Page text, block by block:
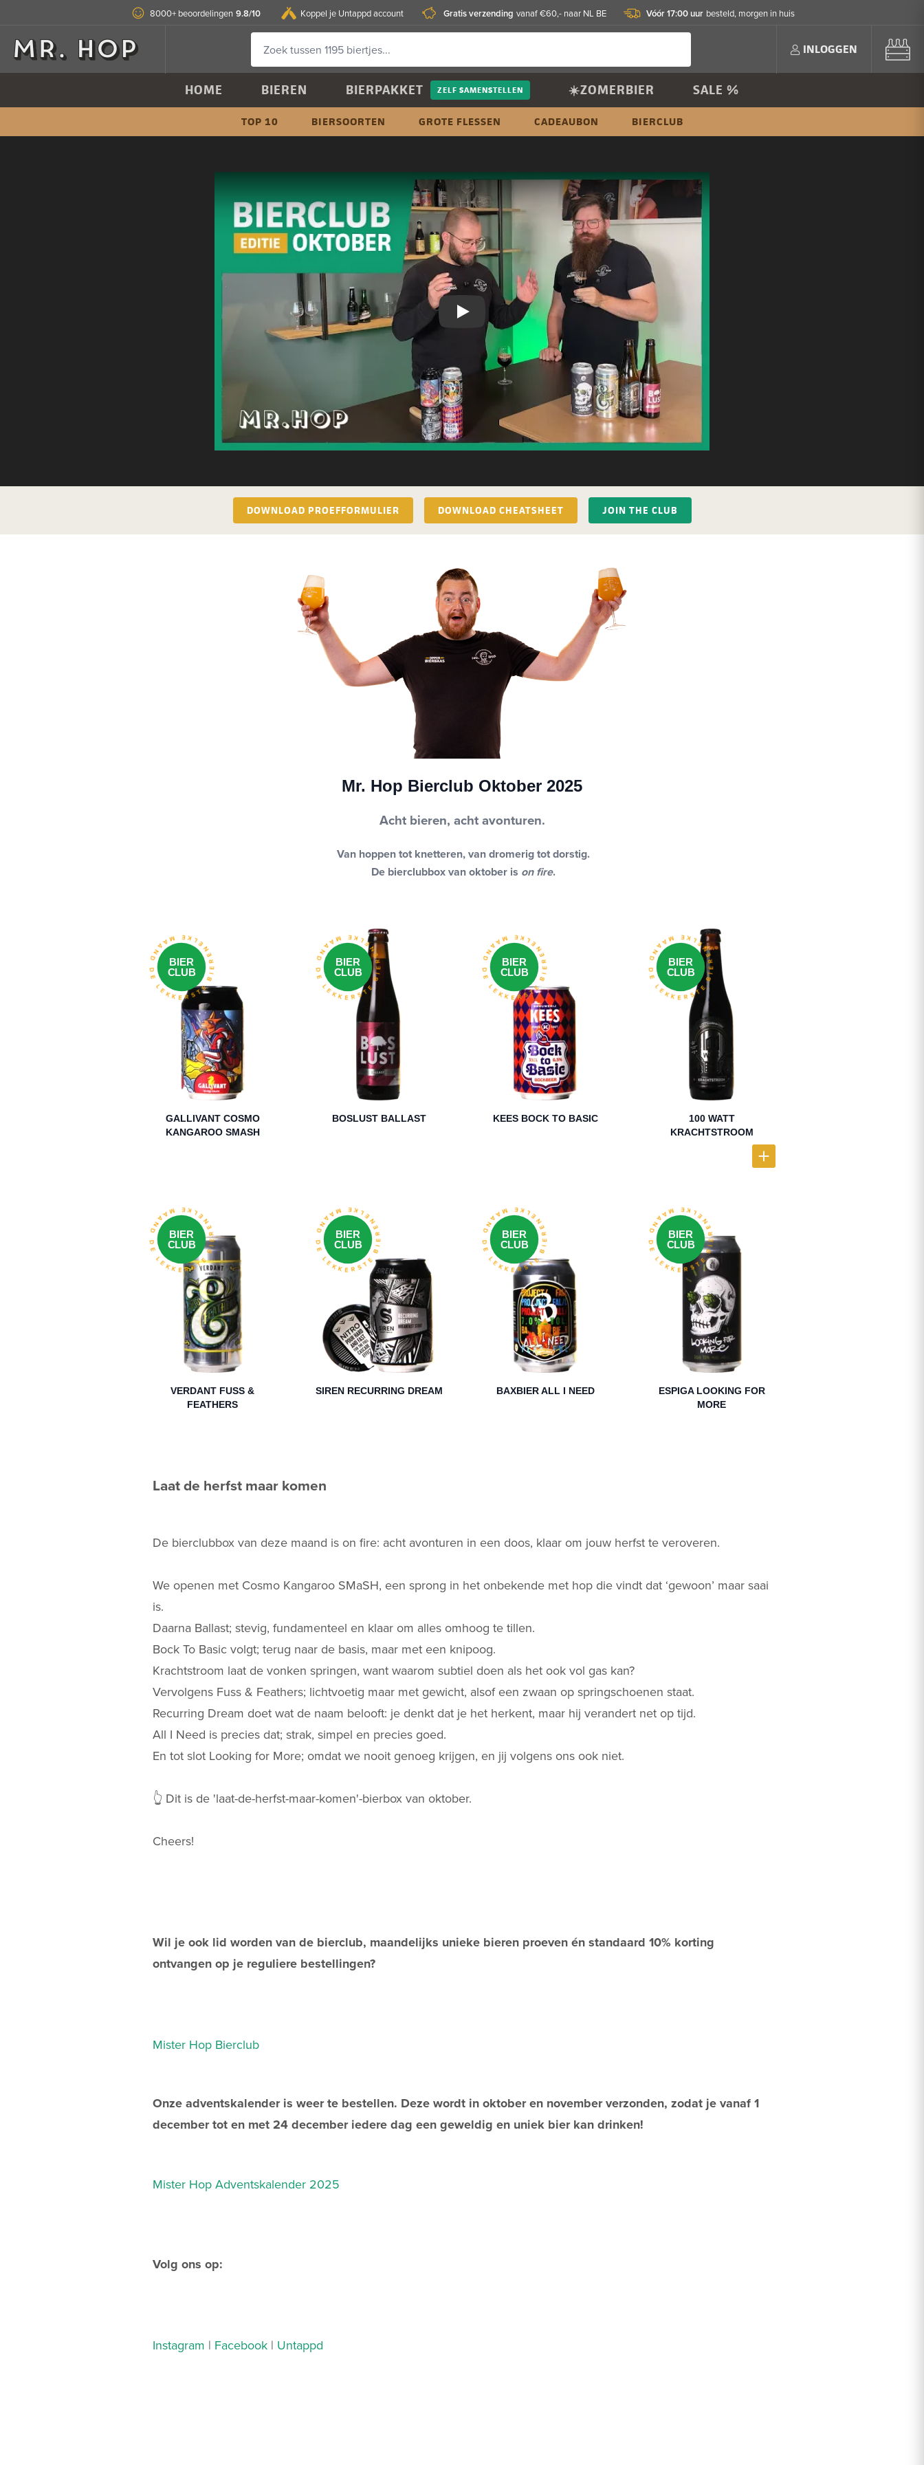
8000+ beoordelingen 9.8/10 Koppel je Untappd account Gratis verzending vanaf €60,- naar NL BE Vóór 17:00 uur besteld, morgen in huis
INLOGGEN
HOME BIEREN BIERPAKKET ZELF SAMENSTELLEN ☀️ZOMERBIER SALE %
TOP 10 BIERSOORTEN GROTE FLESSEN CADEAUBON BIERCLUB
Video afspelen
DOWNLOAD PROEFFORMULIER DOWNLOAD CHEATSHEET JOIN THE CLUB
Mr. Hop Bierclub Oktober 2025
Acht bieren, acht avonturen.
Van hoppen tot knetteren, van dromerig tot dorstig.
De bierclubbox van oktober is on fire.
BIER
CLUB
ELKE MAAND DE LEKKERSTE BIEREN
GALLIVANT COSMO
KANGAROO SMASH
BIER
CLUB
ELKE MAAND DE LEKKERSTE BIEREN
BOSLUST BALLAST
BIER
CLUB
ELKE MAAND DE LEKKERSTE BIEREN
KEES BOCK TO BASIC
BIER
CLUB
ELKE MAAND DE LEKKERSTE BIEREN
100 WATT
KRACHTSTROOM
BIER
CLUB
ELKE MAAND DE LEKKERSTE BIEREN
VERDANT FUSS &
FEATHERS
BIER
CLUB
ELKE MAAND DE LEKKERSTE BIEREN
SIREN RECURRING DREAM
BIER
CLUB
ELKE MAAND DE LEKKERSTE BIEREN
BAXBIER ALL I NEED
BIER
CLUB
ELKE MAAND DE LEKKERSTE BIEREN
ESPIGA LOOKING FOR
MORE
Laat de herfst maar komen
De bierclubbox van deze maand is on fire: acht avonturen in een doos, klaar om jouw herfst te veroveren.
We openen met Cosmo Kangaroo SMaSH, een sprong in het onbekende met hop die vindt dat ‘gewoon’ maar saai
is.
Daarna Ballast; stevig, fundamenteel en klaar om alles omhoog te tillen.
Bock To Basic volgt; terug naar de basis, maar met een knipoog.
Krachtstroom laat de vonken springen, want waarom subtiel doen als het ook vol gas kan?
Vervolgens Fuss & Feathers; lichtvoetig maar met gewicht, alsof een zwaan op springschoenen staat.
Recurring Dream doet wat de naam belooft: je denkt dat je het herkent, maar hij verandert net op tijd.
All I Need is precies dat; strak, simpel en precies goed.
En tot slot Looking for More; omdat we nooit genoeg krijgen, en jij volgens ons ook niet.
👆 Dit is de 'laat-de-herfst-maar-komen'-bierbox van oktober.
Cheers!
Wil je ook lid worden van de bierclub, maandelijks unieke bieren proeven én standaard 10% korting
ontvangen op je reguliere bestellingen?
Mister Hop Bierclub
Onze adventskalender is weer te bestellen. Deze wordt in oktober en november verzonden, zodat je vanaf 1
december tot en met 24 december iedere dag een geweldig en uniek bier kan drinken!
Mister Hop Adventskalender 2025
Volg ons op:
Instagram | Facebook | Untappd